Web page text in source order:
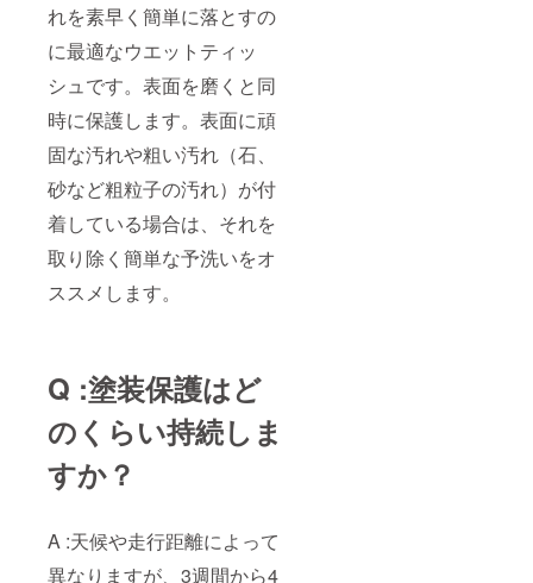
れを素早く簡単に落とすの
に最適なウエットティッ
シュです。表面を磨くと同
時に保護します。表面に頑
固な汚れや粗い汚れ（石、
砂など粗粒子の汚れ）が付
着している場合は、それを
取り除く簡単な予洗いをオ
ススメします。
Q :塗装保護はど
のくらい持続しま
すか？
A :天候や走行距離によって
異なりますが、3週間から4